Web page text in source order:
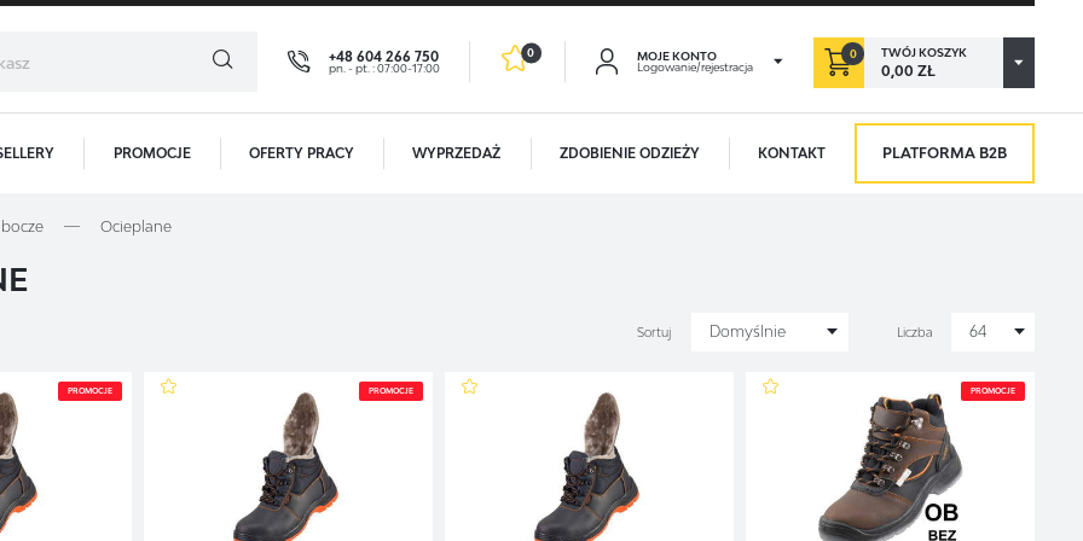
+48 604 266 750
pn. - pt. : 07:00-17:00
0
MOJE KONTO
Logowanie/rejestracja
SIĘ
- brak konieczności wprowadzania swoich danych przy kolejnych zakupach
- możliwość otrzymania rabatów i kuponów promocyjnych
REJESTRACJA
0 TWÓJ KOSZYK
0,00 ZŁ
PROMOCJE OFERTY PRACY WYPRZEDAŻ ZDOBIENIE ODZIEŻY KONTAKT PLATFORMA B2B
Ocieplane
Sortuj Domyślnie Liczba 64
PROMOCJE PROMOCJE PROMOCJE